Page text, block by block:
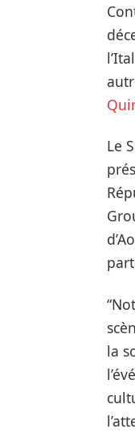
Le
la